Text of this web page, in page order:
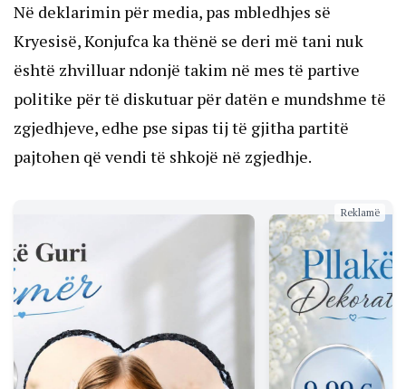
Në deklarimin për media, pas mbledhjes së
Kryesisë, Konjufca ka thënë se deri më tani nuk
është zhvilluar ndonjë takim në mes të partive
politike për të diskutuar për datën e mundshme të
zgjedhjeve, edhe pse sipas tij të gjitha partitë
pajtohen që vendi të shkojë në zgjedhje.
Reklamë